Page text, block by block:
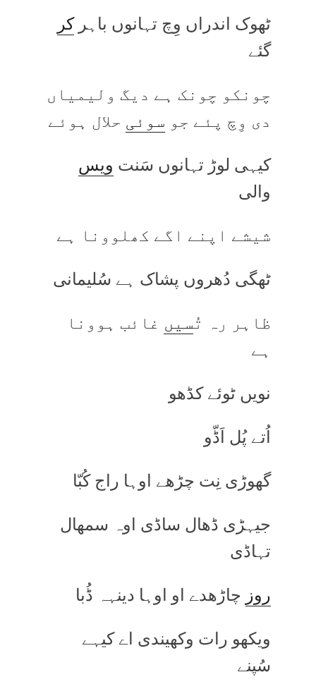
ٹھوک اندراں وِچ تہانوں باہرکر
گئے
چونکو چونک ہے دیگ ولیمیاں
دی وِچ پئے جو سوئی حلال ہوئے
کیہی لوڑ تہانوں سَنت ویس
والی
شیشے اپنے اگے کھلوونا ہے
ٹھگی دُھروں پشاک ہے سُلیمانی
ظاہر رہ تُسیں غائب ہوونا
ہے
نویں ٹوئے کڈھو
اُتے پُل اَڈّو
گھوڑی نِت چڑھے اوہا راج کُبّا
جیہڑی ڈھال ساڈی اوہ سمھال
تہاڈی
روز چاڑھدے او اوہا دینہہ ڈُبا
ویکھو رات وکھیندی اے کیہے
سُپنے